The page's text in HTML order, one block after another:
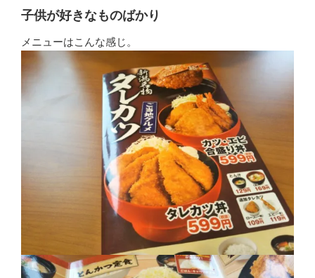
子供が好きなものばかり
メニューはこんな感じ。